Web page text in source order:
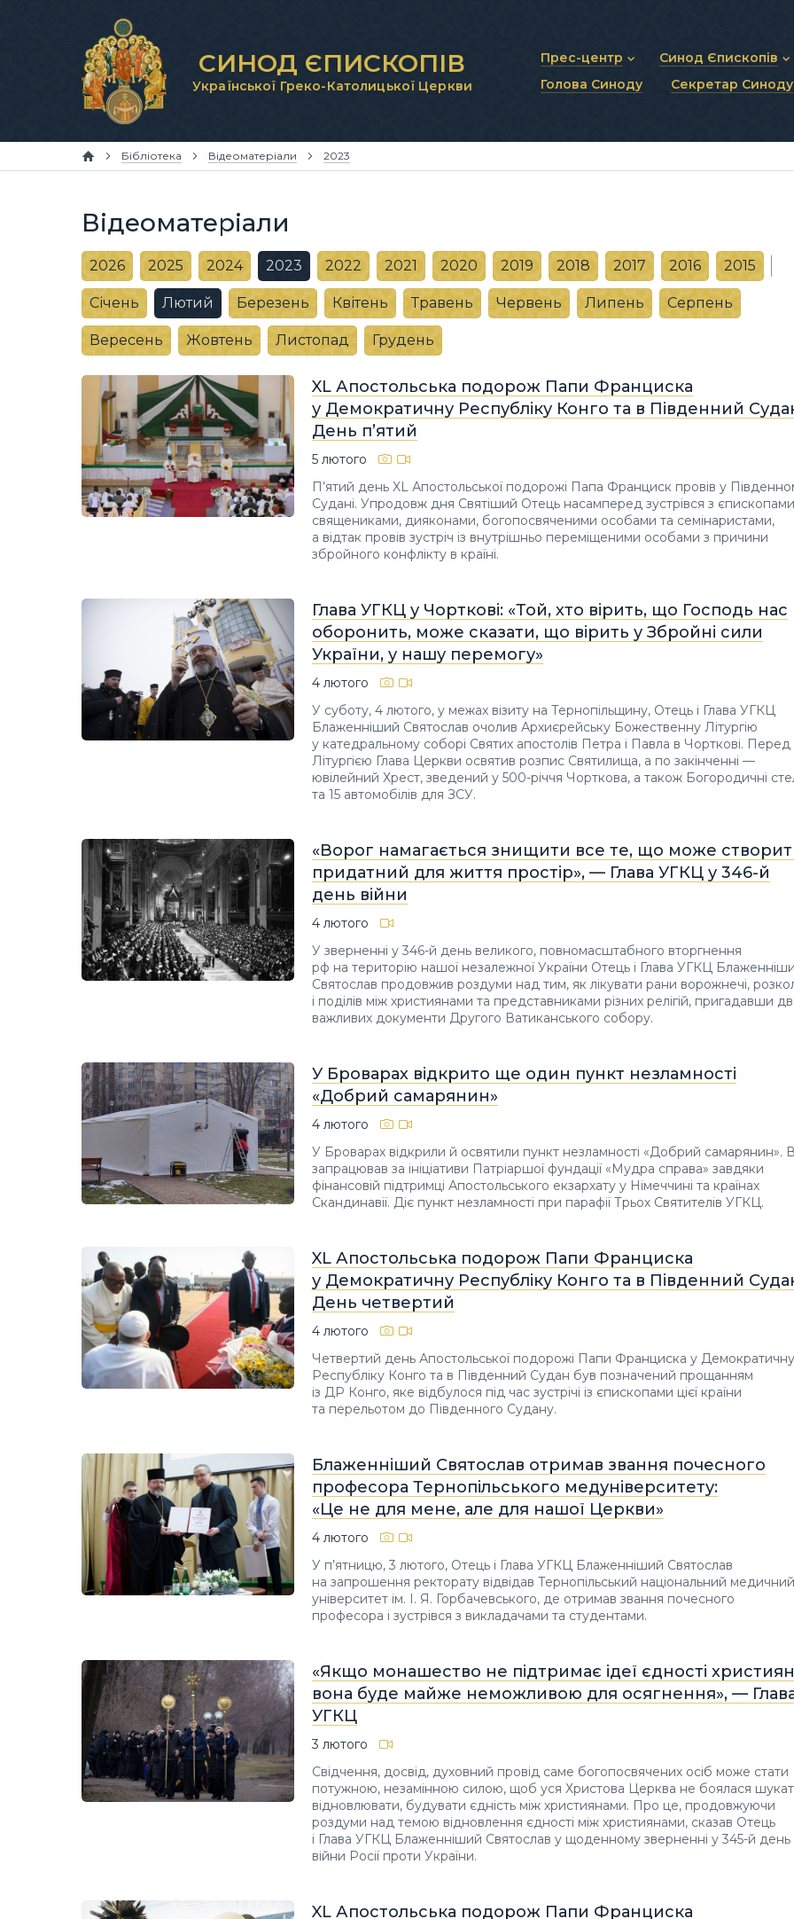
СИНОД ЄПИСКОПІВ
Української Греко-Католицької Церкви
Прес-центр
Новини та анонси
Синод Єпископів
Статут Синоду
Синодальні органи
Голова Синоду Секретар Синоду
Бібліотека Відеоматеріали 2023
Відеоматеріали
2026 2025 2024 2023 2022 2021 2020 2019 2018 2017 2016 2015
Січень Лютий Березень Квітень Травень Червень Липень Серпень
Вересень Жовтень Листопад Грудень
XL Апостольська подорож Папи Франциска
у Демократичну Республіку Конго та в Південний
День п’ятий
5 лютого
П’ятий день XL Апостольської подорожі Папа Франциск провів у
Судані. Упродовж дня Святіший Отець насамперед зустрівся з
священиками, дияконами, богопосвяченими особами та семінаристами,
а відтак провів зустріч із внутрішньо переміщеними особами з причини
збройного конфлікту в країні.
Глава УГКЦ у Чорткові: «Той, хто вірить, що Господь нас
оборонить, може сказати, що вірить у Збройні сили
України, у нашу перемогу»
4 лютого
У суботу, 4 лютого, у межах візиту на Тернопільщину, Отець і Глава УГКЦ
Блаженніший Святослав очолив Архиєрейську Божественну Літургію
у катедральному соборі Святих апостолів Петра і Павла в Чорткові. Перед
Літургією Глава Церкви освятив розпис Святилища, а по закінченні —
ювілейний Хрест, зведений у 500-річчя Чорткова, а також Богородичні
та 15 автомобілів для ЗСУ.
«Ворог намагається знищити все те, що може
придатний для життя простір», — Глава УГКЦ у 346-й
день війни
4 лютого
У зверненні у 346-й день великого, повномасштабного вторгнення
рф на територію нашої незалежної України Отець і Глава УГКЦ
Святослав продовжив роздуми над тим, як лікувати рани ворожнечі,
і поділів між християнами та представниками різних релігій, пригадавши
важливих документи Другого Ватиканського cобору.
У Броварах відкрито ще один пункт незламності
«Добрий самарянин»
4 лютого
У Броварах відкрили й освятили пункт незламності «Добрий самарянин».
запрацював за ініціативи Патріаршої фундації «Мудра справа» завдяки
фінансовій підтримці Апостольського екзархату у Німеччині та країнах
Скандинавії. Діє пункт незламності при парафії Трьох Святителів УГКЦ.
XL Апостольська подорож Папи Франциска
у Демократичну Республіку Конго та в Південний
День четвертий
4 лютого
Четвертий день Апостольської подорожі Папи Франциска у Демократичну
Республіку Конго та в Південний Судан був позначений прощанням
із ДР Конго, яке відбулося під час зустрічі із єпископами цієї країни
та перельотом до Південного Судану.
Блаженніший Святослав отримав звання почесного
професора Тернопільського медуніверситету:
«Це не для мене, але для нашої Церкви»
4 лютого
У п’ятницю, 3 лютого, Отець і Глава УГКЦ Блаженніший Святослав
на запрошення ректорату відвідав Тернопільський національний медичний
університет ім. І. Я. Горбачевського, де отримав звання почесного
професора і зустрівся з викладачами та студентами.
«Якщо монашество не підтримає ідеї єдності
вона буде майже неможливою для осягнення», —
УГКЦ
3 лютого
Свідчення, досвід, духовний провід саме богопосвячених осіб може стати
потужною, незамінною силою, щоб уся Христова Церква не боялася
відновлювати, будувати єдність між християнами. Про це, продовжуючи
роздуми над темою відновлення єдності між християнами, сказав Отець
і Глава УГКЦ Блаженніший Святослав у щоденному зверненні у 345-й день
війни Росії проти України.
XL Апостольська подорож Папи Франциска